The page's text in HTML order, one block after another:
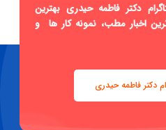
دکتر فاطمه حیدری بهترین
اخبار مطب، نمونه کار ها و
دکتر فاطمه حیدری